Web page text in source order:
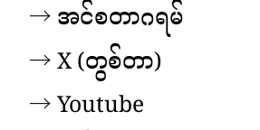
→ အင်စတာဂရမ်
→ X (တွစ်တာ)
→ Youtube